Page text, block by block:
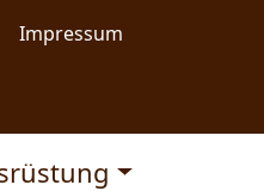
Impressum